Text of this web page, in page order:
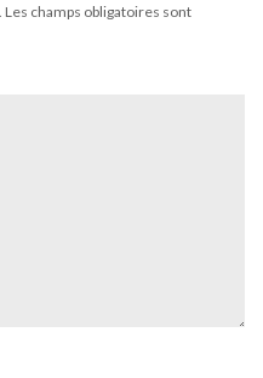
Les champs obligatoires sont